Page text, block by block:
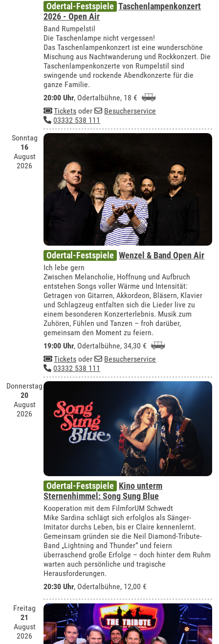
Odertal-Festspiele Taschenlampenkonzert
2026 - Open Air
Band Rumpelstil
Die Taschenlampe nicht vergessen!
Das Taschenlampenkonzert ist eine wunderschöne
Mischung aus Nachtwanderung und Rockkonzert. Die
Taschenlampenkonzerte von Rumpelstil sind
swingende und rockende Abendkonzerte für die
ganze Familie.
20:00 Uhr, Odertalbühne, 18 €
Tickets oder
Besucherservice
03332 538 111
Sonntag
16
August
2026
Odertal-Festspiele Wenzel & Band Open Air
Ich lebe gern
Zwischen Melancholie, Hoffnung und Aufbruch
entstehen Songs voller Wärme und Intensität:
Getragen von Gitarren, Akkordeon, Bläsern, Klavier
und Schlagzeug entfalten sich die Lieder live zu
einem besonderen Konzerterlebnis. Musik zum
Zuhören, Fühlen und Tanzen – froh darüber,
gemeinsam den Moment zu feiern.
19:00 Uhr, Odertalbühne, 34,30 €
Tickets oder
Besucherservice
03332 538 111
Donnerstag
20
August
2026
Odertal-Festspiele Kino unterm
Sternenhimmel: Song Sung Blue
Kooperation mit dem FilmforUM Schwedt
Mike Sardina schlägt sich erfolglos als Sänger-
Imitator durchs Leben, bis er Claire kennenlernt.
Gemeinsam gründen sie die Neil Diamond-Tribute-
Band „Lightning and Thunder“ und feiern
überraschend große Erfolge – doch hinter dem Ruhm
warten auch persönliche und tragische
Herausforderungen.
20:30 Uhr, Odertalbühne, 12,00 €
Freitag
21
August
2026